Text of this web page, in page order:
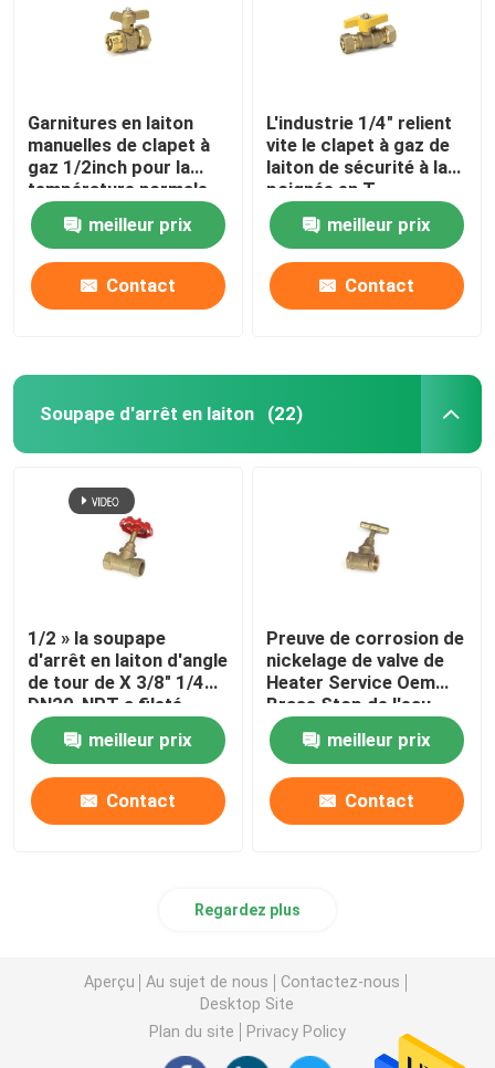
Garnitures en laiton
manuelles de clapet à
gaz 1/2inch pour la
température normale
meilleur prix
Contact
L'industrie 1/4" relient
vite le clapet à gaz de
laiton de sécurité à la
poignée en T
meilleur prix
Contact
Soupape d'arrêt en laiton (22)
1/2 » la soupape
d'arrêt en laiton d'angle
de tour de X 3/8" 1/4
DN20-NPT a fileté
meilleur prix
Contact
Preuve de corrosion de
nickelage de valve de
Heater Service Oem
Brass Stop de l'eau
meilleur prix
Contact
Regardez plus
Aperçu Au sujet de nous
Contactez-nous
Desktop Site
Plan du site
Privacy Policy